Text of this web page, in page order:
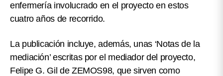
enfermería involucrado en el proyecto en estos
cuatro años de recorrido.
La publicación incluye, además, unas ‘Notas de la
mediación’ escritas por el mediador del proyecto,
Felipe G. Gil de ZEMOS98, que sirven como